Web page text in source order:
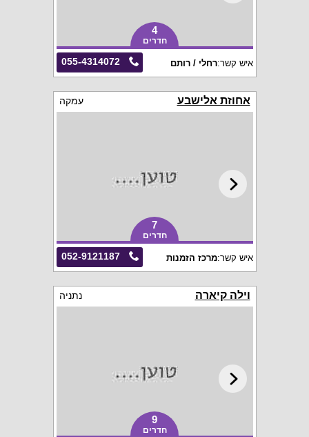
4
חדרים
055-4314072 איש קשר:רחלי / רותם
אחוזת אלישבע עמקה
7
חדרים
052-9121187 איש קשר:מרכז הזמנות
וילה קיארה נתניה
9
חדרים